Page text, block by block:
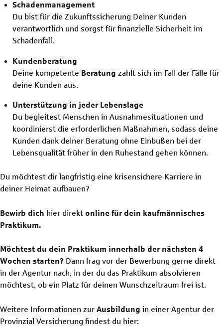
Schadenmanagement
Du bist für die Zukunftssicherung Deiner Kunden
verantwortlich und sorgst für finanzielle Sicherheit im
Schadenfall.
Kundenberatung
Deine kompetente Beratungzahlt sich im Fall der Fälle für
deine Kunden aus.
Unterstützung in jeder Lebenslage
Du begleitest Menschen in Ausnahmesituationen und
koordinierst die erforderlichen Maßnahmen, sodass deine
Kunden dank deiner Beratung ohne Einbußen bei der
Lebensqualität früher in den Ruhestand gehen können.
Du möchtest dir langfristig eine krisensichere Karriere in
deiner Heimat aufbauen?
Bewirb dich hier direkt online für dein kaufmännisches
Praktikum.
Möchtest du dein Praktikum innerhalb der nächsten 4
Wochen starten? Dann frag vor der Bewerbung gerne direkt
in der Agentur nach, in der du das Praktikum absolvieren
möchtest, ob ein Platz für deinen Wunschzeitraum frei ist.
Weitere Informationen zur Ausbildung in einer Agentur der
Provinzial Versicherung findest du hier: